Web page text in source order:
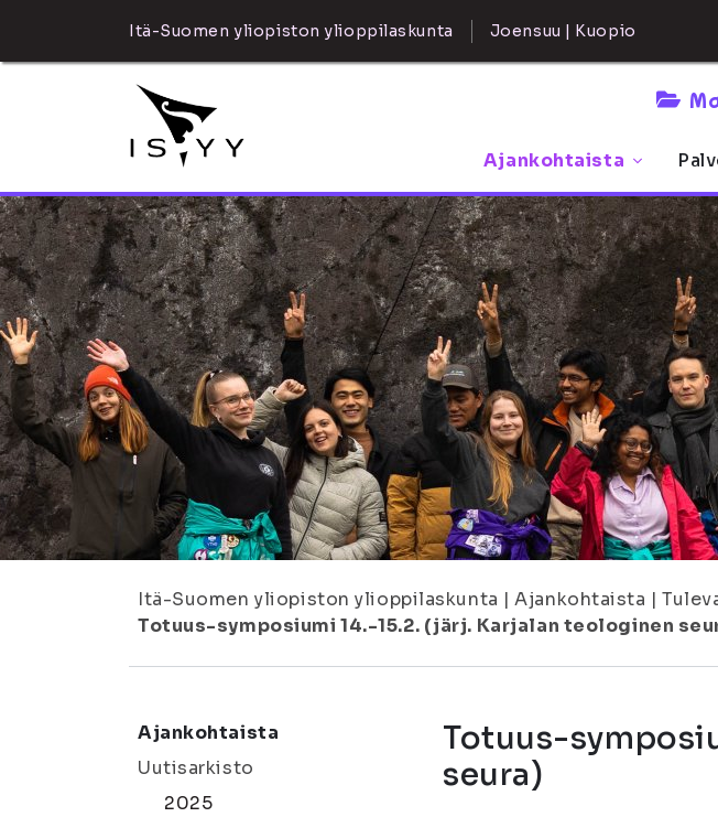
Itä-Suomen yliopiston ylioppilaskunta Joensuu | Kuopio
Ajankohtaista
Itä-Suomen yliopiston ylioppilaskunta | Ajankohtaista |
Totuus-symposiumi 14.-15.2. (järj. Karjalan teologinen
Ajankohtaista
Uutisarkisto
2025
Totuus-
seura)